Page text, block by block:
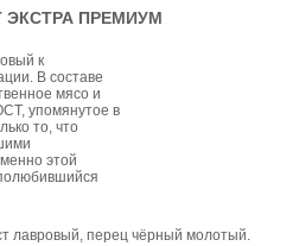
ПРЕМИУМ
к
В составе
мясо и
упомянутое в
то, что
этой
лавровый, перец чёрный молотый.